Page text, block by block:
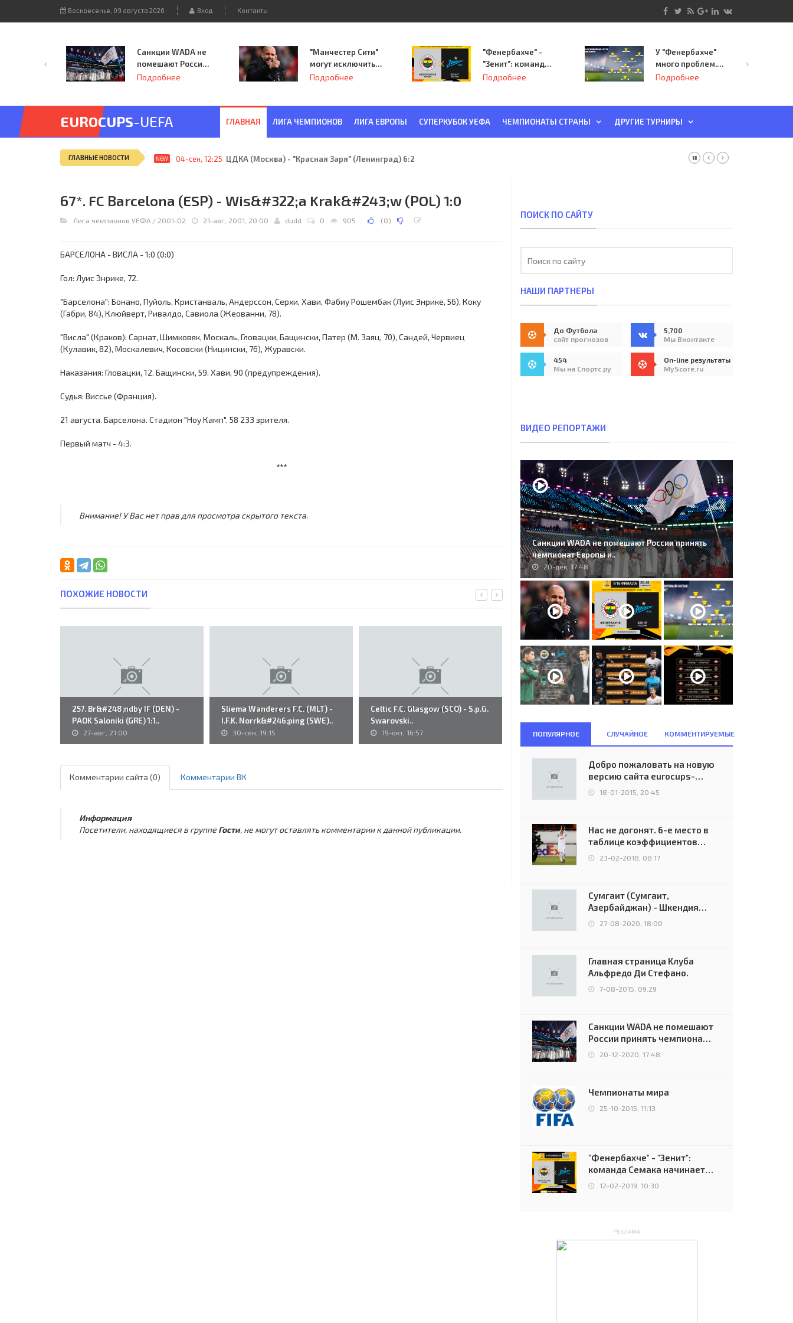
Воскресенье, 09 августа 2026 Вход Контакты
Санкции WADA не
помешают России
принять
Подробнее
"Манчестер Сити"
могут исключить
из Лиги
Подробнее
"Фенербахче" -
"Зенит": команда
Семака начинает
Подробнее
У "Фенербахче"
много проблем.
Но он опасен для
Подробнее
EUROCUPS-UEFA ГЛАВНАЯ ЛИГА ЧЕМПИОНОВ ЛИГА ЕВРОПЫ СУПЕРКУБОК УЕФА ЧЕМПИОНАТЫ СТРАНЫ ДРУГИЕ ТУРНИРЫ
ГЛАВНЫЕ НОВОСТИ NEW 04-сен, 12:25 ЦДКА (Москва) - "Красная Заря" (Ленинград) 6:2
67*. FC Barcelona (ESP) - Wis&#322;a Krak&#243;w (POL) 1:0
Лига чемпионов УЕФА / 2001-02 21-авг, 2001, 20:00 dudd 0 905 (0)
БАРСЕЛОНА - ВИСЛА - 1:0 (0:0)
Гол: Луис Энрике, 72.
"Барселона": Бонано, Пуйоль, Кристанваль, Андерссон, Серхи, Хави, Фабиу Рошембак (Луис Энрике, 56), Коку
(Габри, 84), Клюйверт, Ривалдо, Савиола (Жеованни, 78).
"Висла" (Краков): Сарнат, Шимковяк, Москаль, Гловацки, Бащински, Патер (М. Заяц, 70), Сандей, Червиец
(Кулавик, 82), Москалевич, Косовски (Ницински, 76), Журавски.
Наказания: Гловацки, 12. Бащински, 59. Хави, 90 (предупреждения).
Судья: Виссье (Франция).
21 августа. Барселона. Стадион "Ноу Камп". 58 233 зрителя.
Первый матч - 4:3.
***
Внимание! У Вас нет прав для просмотра скрытого текста.
ПОХОЖИЕ НОВОСТИ
257. Br&#248;ndby IF (DEN) -
PAOK Saloniki (GRE) 1:1..
27-авг, 21:00
Sliema Wanderers F.C. (MLT) -
I.F.K. Norrk&#246;ping (SWE)..
30-сен, 19:15
Celtic F.C. Glasgow (SCO) - S.p.G.
Swarovski..
19-окт, 16:57
Cementarnica Skopje (MKD) 1:1..
28-авг, 23:00 26-июн, 21:00
Комментарии сайта (0) Комментарии ВК
Информация
Посетители, находящиеся в группе Гости, не могут оставлять комментарии к данной публикации.
ПОИСК ПО САЙТУ
НАШИ ПАРТНЕРЫ
До Футбола
сайт прогнозов
5,700
Мы Вконтакте
454
Мы на Спортс.ру
On-line результаты
MyScore.ru
ВИДЕО РЕПОРТАЖИ
Санкции WADA не помешают России принять
чемпионат Европы и..
20-дек, 17:48
ПОПУЛЯРНОЕ СЛУЧАЙНОЕ КОММЕНТИРУЕМЫЕ
Добро пожаловать на новую
версию сайта eurocups-
uefa.ru
18-01-2015, 20:45
Нас не догонят. 6-е место в
таблице коэффициентов
УЕФА остаётся за Россией
23-02-2018, 08:17
Сумгаит (Сумгаит,
Азербайджан) - Шкендия
(Тетово, Северная
Македония) - 0:2 (0:0)
27-08-2020, 18:00
Главная страница Клуба
Альфредо Ди Стефано.
7-08-2015, 09:29
Санкции WADA не помешают
России принять чемпионат
Европы и финал Лиги
чемпионов.
20-12-2020, 17:48
Чемпионаты мира
25-10-2015, 11:13
"Фенербахче" - "Зенит":
команда Семака начинает
путь в плей-офф Лиги
12-02-2019, 10:30
РЕКЛАМА